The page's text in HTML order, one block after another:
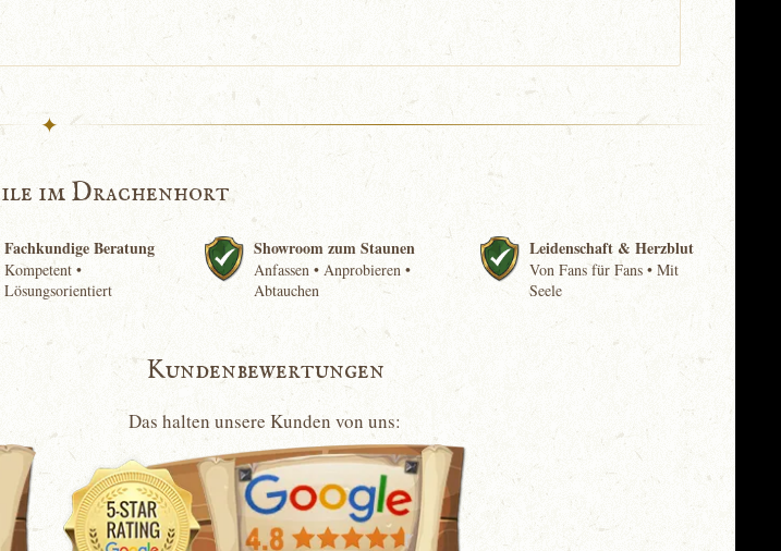
✦
im Drachenhort
Fachkundige Beratung
Kompetent •
Lösungsorientiert
Showroom zum Staunen
Anfassen • Anprobieren •
Abtauchen
Leidenschaft & Herzblut
Von Fans für Fans • Mit
Seele
Kundenbewertungen
Das halten unsere Kunden von uns: